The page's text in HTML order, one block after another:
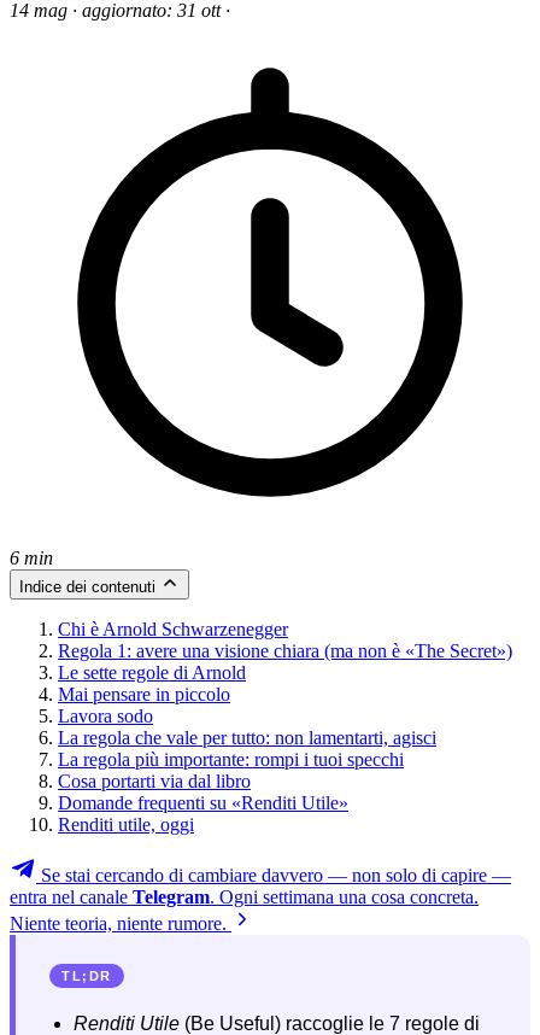
14 mag · aggiornato: 31 ott ·
6 min
Indice dei contenuti
Chi è Arnold Schwarzenegger
Regola 1: avere una visione chiara (ma non è «The Secret»)
Le sette regole di Arnold
Mai pensare in piccolo
Lavora sodo
La regola che vale per tutto: non lamentarti, agisci
La regola più importante: rompi i tuoi specchi
Cosa portarti via dal libro
Domande frequenti su «Renditi Utile»
Renditi utile, oggi
Se stai cercando di cambiare davvero — non solo di capire —
entra nel canale Telegram. Ogni settimana una cosa concreta.
Niente teoria, niente rumore.
TL;DR
Renditi Utile (Be Useful) raccoglie le 7 regole di